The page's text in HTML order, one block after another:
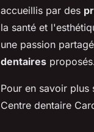
accueillis par des
la santé et
une passion
dentaires
Pour en savoir
Centre dentaire